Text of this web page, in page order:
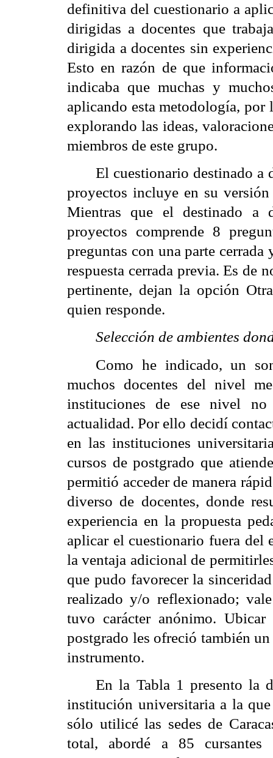
definitiva del cuestionario a
dirigidas a docentes que
dirigida a docentes sin
Esto en razón de que
indicaba que muchas y
aplicando esta metodología,
explorando las ideas,
miembros de este grupo.
El cuestionario destinado a
proyectos incluye en su
Mientras que el destinado a
proyectos comprende 8
preguntas con una parte
respuesta cerrada previa. Es de
pertinente, dejan la opción
quien responde.
Selección de ambientes
Como he indicado, un
muchos docentes del nivel
instituciones de ese nivel
actualidad. Por ello decidí
en las instituciones
cursos de postgrado que
permitió acceder de manera
diverso de docentes, donde
experiencia en la propuesta
aplicar el cuestionario fuera del
la ventaja adicional de
que pudo favorecer la
realizado y/o reflexionado;
tuvo carácter anónimo.
postgrado les ofreció también
instrumento.
En la Tabla 1 presento la
institución universitaria a la que
sólo utilicé las sedes de
total, abordé a 85 cursantes